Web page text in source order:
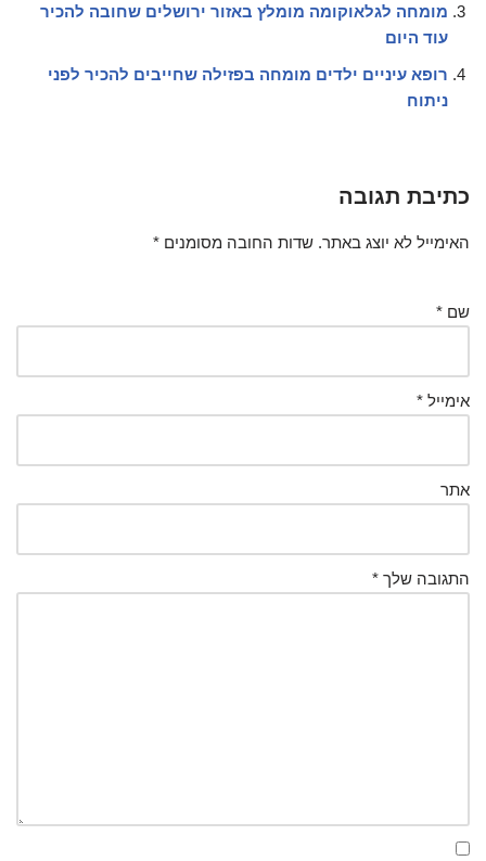
מומחה לגלאוקומה מומלץ באזור ירושלים שחובה להכיר
עוד היום
רופא עיניים ילדים מומחה בפזילה שחייבים להכיר לפני
ניתוח
כתיבת תגובה
האימייל לא יוצג באתר. שדות החובה מסומנים *
שם *
אימייל *
אתר
התגובה שלך *